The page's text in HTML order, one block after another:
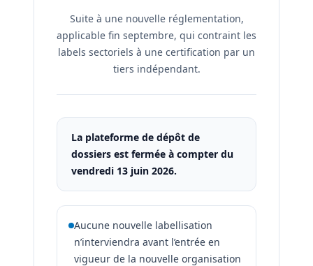
Suite à une nouvelle réglementation,
applicable fin septembre, qui contraint les
labels sectoriels à une certification par un
tiers indépendant.
La plateforme de dépôt de
dossiers est fermée à compter du
vendredi 13 juin 2026.
Aucune nouvelle labellisation
n’interviendra avant l’entrée en
vigueur de la nouvelle organisation